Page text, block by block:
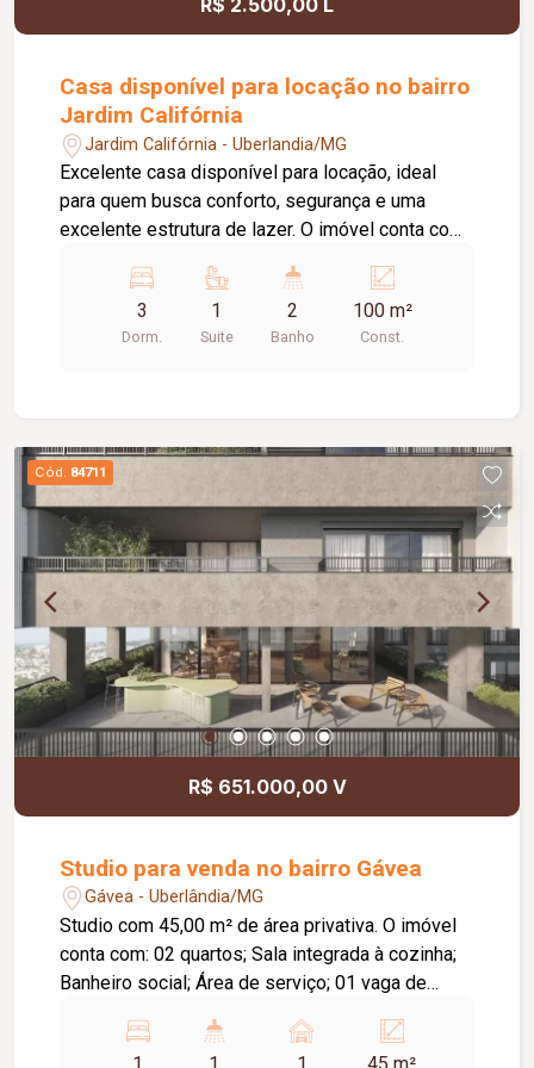
R$ 2.500,00 L
Casa disponível para locação no bairro
Jardim Califórnia
Jardim Califórnia - Uberlandia/MG
Excelente casa disponível para locação, ideal
para quem busca conforto, segurança e uma
excelente estrutura de lazer. O imóvel conta com
01 suíte. O banheiro da suíte possui box em vidro
e armário sob a pia. Dispõe ainda de sala
aconchegante, cozinha com armário, 01 banheiro
amigos. O imóvel oferece 02 vagas de
estacionamento e está localizado em condomínio
com portaria 24 horas, proporcionando mais
segurança e tranquilidade para os moradores. O
condomínio conta ainda com uma completa área
de lazer, incluindo piscina, quadra esportiva,
playground e salão de festas, garantindo conforto
e qualidade de vida para toda a família. Agende
sua visita e venha conhecer essa excelente
oportunidade!
3
Dorm.
1
Suite
2
Banho
100 m²
Const.
Cód. 84711
R$ 651.000,00 V
Studio para venda no bairro Gávea
Gávea - Uberlândia/MG
Studio com 45,00 m² de área privativa. O imóvel
conta com: 02 quartos; Sala integrada à cozinha;
Banheiro social; Área de serviço; 01 vaga de
moderno e funcional; Excelente aproveitamento